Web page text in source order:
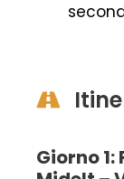
Giorno 1: